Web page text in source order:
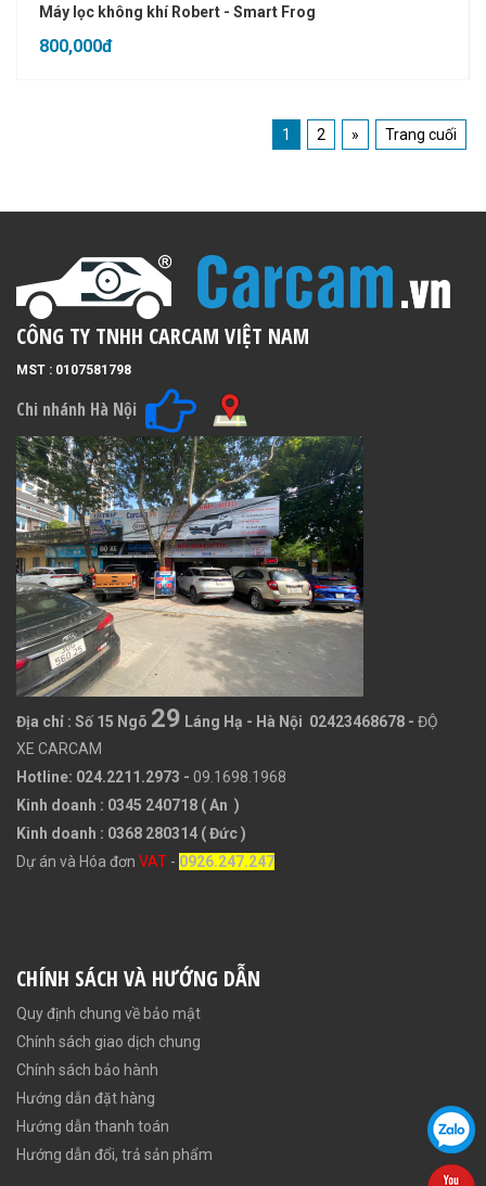
Máy lọc không khí Robert - Smart Frog
800,000đ
1 2 » Trang cuối
CÔNG TY TNHH CARCAM VIỆT NAM
MST : 0107581798
Chi nhánh Hà Nội
Địa chỉ : Số 15 Ngõ 29 Láng Hạ - Hà Nội 02423468678 - ĐỘ
XE CARCAM
Hotline: 024.2211.2973 - 09.1698.1968
Kinh doanh : 0345 240718 ( An )
Kinh doanh : 0368 280314 ( Đức )
Dự án và Hóa đơn VAT - 0926.247.247
CHÍNH SÁCH VÀ HƯỚNG DẪN
Quy định chung về bảo mật
Chính sách giao dịch chung
Chính sách bảo hành
Hướng dẫn đặt hàng
Hướng dẫn thanh toán
Hướng dẫn đổi, trả sản phẩm